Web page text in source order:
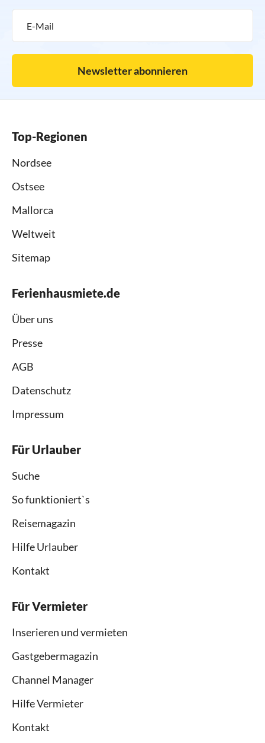
Newsletter abonnieren
Top-Regionen
Nordsee
Ostsee
Mallorca
Weltweit
Sitemap
Ferienhausmiete.de
Über uns
Presse
AGB
Datenschutz
Impressum
Für Urlauber
Suche
So funktioniert`s
Reisemagazin
Hilfe Urlauber
Kontakt
Für Vermieter
Inserieren und vermieten
Gastgebermagazin
Channel Manager
Hilfe Vermieter
Kontakt